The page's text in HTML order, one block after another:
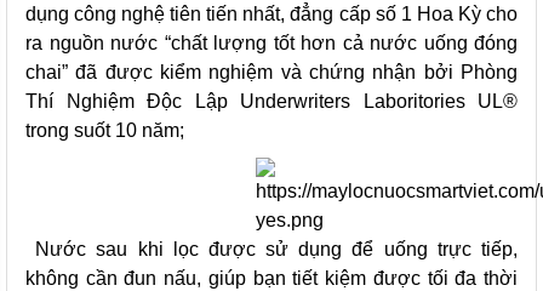
dụng công nghệ tiên tiến nhất, đẳng cấp số 1 Hoa Kỳ cho
ra nguồn nước “chất lượng tốt hơn cả nước uống đóng
chai” đã được kiểm nghiệm và chứng nhận bởi Phòng
Thí Nghiệm Độc Lập Underwriters Laboritories UL®
trong suốt 10 năm;
Nước sau khi lọc được sử dụng để uống trực tiếp,
không cần đun nấu, giúp bạn tiết kiệm được tối đa thời